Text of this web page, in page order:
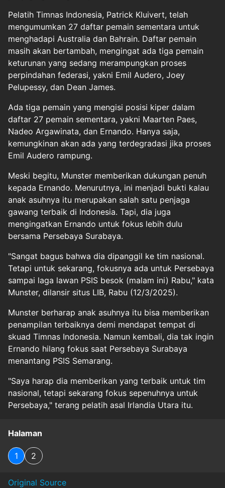
Pelatih Timnas Indonesia, Patrick Kluivert, telah
mengumumkan 27 daftar pemain sementara untuk
menghadapi Australia dan Bahrain. Daftar pemain
masih akan bertambah, mengingat ada tiga pemain
keturunan yang sedang merampungkan proses
perpindahan federasi, yakni Emil Audero, Joey
Pelupessy, dan Dean James.
Ada tiga pemain yang mengisi posisi kiper dalam
daftar 27 pemain sementara, yakni Maarten Paes,
Nadeo Argawinata, dan Ernando. Hanya saja,
kemungkinan akan ada yang terdegradasi jika proses
Emil Audero rampung.
Meski begitu, Munster memberikan dukungan penuh
kepada Ernando. Menurutnya, ini menjadi bukti kalau
anak asuhnya itu merupakan salah satu penjaga
gawang terbaik di Indonesia. Tapi, dia juga
mengingatkan Ernando untuk fokus lebih dulu
bersama Persebaya Surabaya.
"Sangat bagus bahwa dia dipanggil ke tim nasional.
Tetapi untuk sekarang, fokusnya ada untuk Persebaya
sampai laga lawan PSIS besok (malam ini) Rabu," kata
Munster, dilansir situs LIB, Rabu (12/3/2025).
Munster berharap anak asuhnya itu bisa memberikan
penampilan terbaiknya demi mendapat tempat di
skuad Timnas Indonesia. Namun kembali, dia tak ingin
Ernando hilang fokus saat Persebaya Surabaya
menantang PSIS Semarang.
"Saya harap dia memberikan yang terbaik untuk tim
nasional, tetapi sekarang fokus sepenuhnya untuk
Persebaya," terang pelatih asal Irlandia Utara itu.
Halaman
1 2
Original Source